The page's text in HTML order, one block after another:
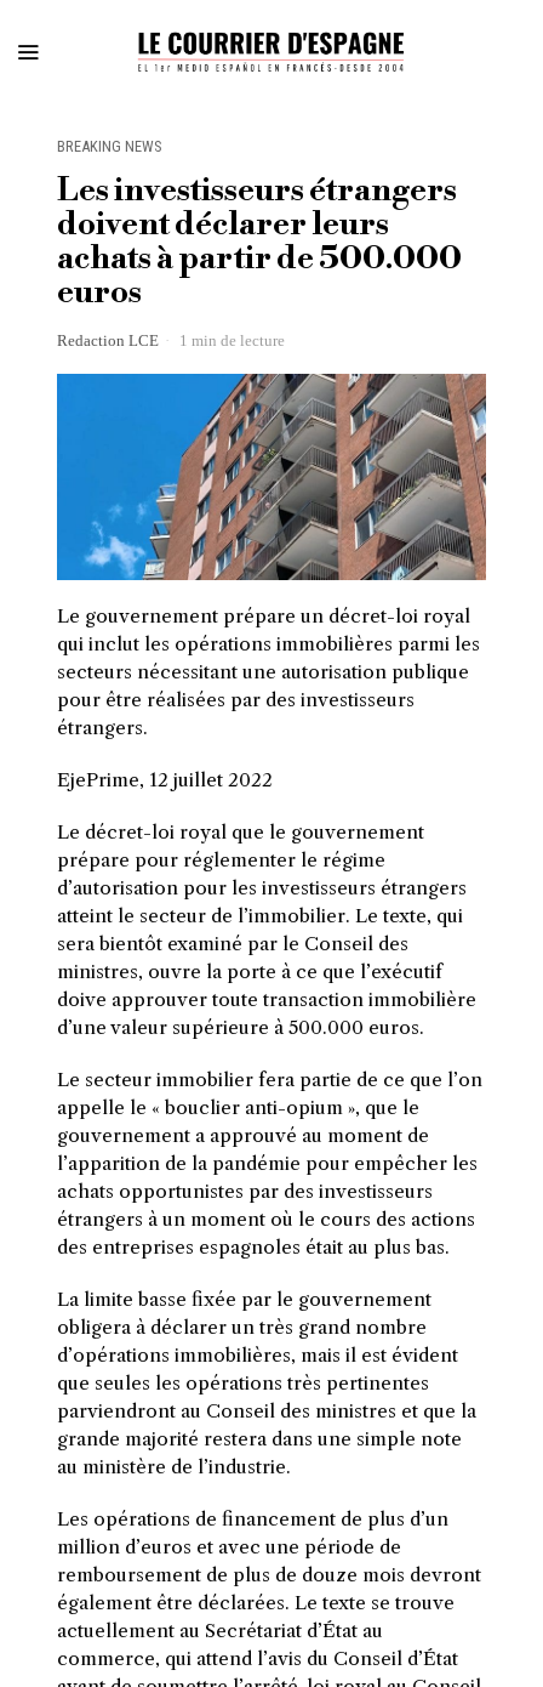
BREAKING NEWS
Les investisseurs étrangers
doivent déclarer leurs
achats à partir de 500.000
euros
Redaction LCE 1 min de lecture
Le gouvernement prépare un décret-loi royal
qui inclut les opérations immobilières parmi les
secteurs nécessitant une autorisation publique
pour être réalisées par des investisseurs
étrangers.
EjePrime, 12 juillet 2022
Le décret-loi royal que le gouvernement
prépare pour réglementer le régime
d’autorisation pour les investisseurs étrangers
atteint le secteur de l’immobilier. Le texte, qui
sera bientôt examiné par le Conseil des
ministres, ouvre la porte à ce que l’exécutif
doive approuver toute transaction immobilière
d’une valeur supérieure à 500.000 euros.
Le secteur immobilier fera partie de ce que l’on
appelle le « bouclier anti-opium », que le
gouvernement a approuvé au moment de
l’apparition de la pandémie pour empêcher les
achats opportunistes par des investisseurs
étrangers à un moment où le cours des actions
des entreprises espagnoles était au plus bas.
La limite basse fixée par le gouvernement
obligera à déclarer un très grand nombre
d’opérations immobilières, mais il est évident
que seules les opérations très pertinentes
parviendront au Conseil des ministres et que la
grande majorité restera dans une simple note
au ministère de l’industrie.
Les opérations de financement de plus d’un
million d’euros et avec une période de
remboursement de plus de douze mois devront
également être déclarées. Le texte se trouve
actuellement au Secrétariat d’État au
commerce, qui attend l’avis du Conseil d’État